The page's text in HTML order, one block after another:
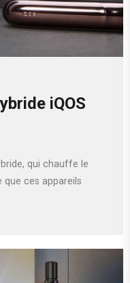
iQOS
qui chauffe le
que ces appareils